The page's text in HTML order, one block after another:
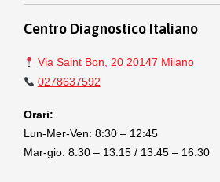
Centro Diagnostico Italiano
Via Saint Bon, 20 20147 Milano
0278637592
Orari:
Lun-Mer-Ven: 8:30 – 12:45
Mar-gio: 8:30 – 13:15 / 13:45 – 16:30